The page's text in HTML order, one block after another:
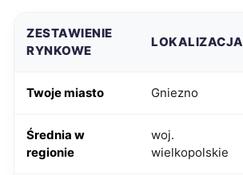
ZESTAWIENIE
RYNKOWE
LOKALIZACJA
Twoje miasto Gniezno
Średnia w
regionie
woj.
wielkopolskie